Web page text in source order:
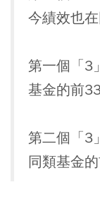
今績效也
第一個「3
基金的前
第二個「3
同類基金